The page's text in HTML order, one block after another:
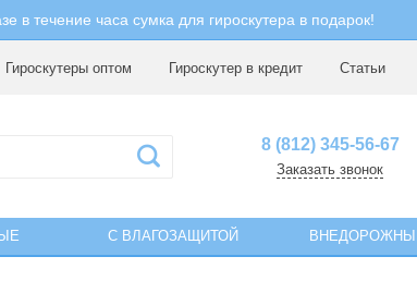
в течение часа сумка для гироскутера в подарок!
Гироскутеры оптом Гироскутер в кредит Статьи
8 (812) 345-56-67
Заказать звонок
С ВЛАГОЗАЩИТОЙ